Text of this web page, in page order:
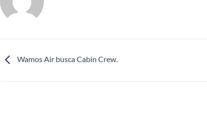
Wamos Air busca Cabin Crew.